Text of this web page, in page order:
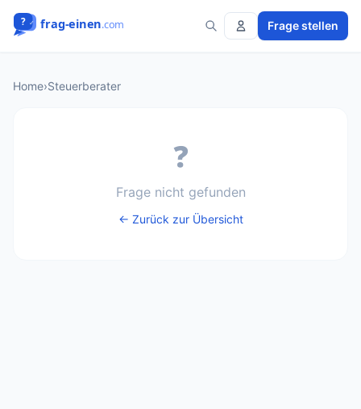
Frage stellen
Home›Steuerberater
❓
Frage nicht gefunden
← Zurück zur Übersicht